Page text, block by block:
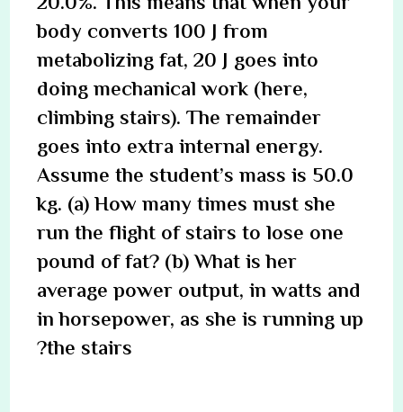
body converts 100 J from
metabolizing fat, 20 J goes into
doing mechanical work (here,
climbing stairs). The remainder
goes into extra internal energy.
Assume the student’s mass is 50.0
kg. (a) How many times must she
run the flight of stairs to lose one
pound of fat? (b) What is her
average power output, in watts and
in horsepower, as she is running up
the stairs?